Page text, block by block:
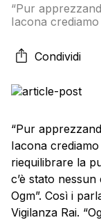
“Pur
Iacona
c’è stato
Ogm”. Così i
autonomia e
Condividi
“Pur
Iacona
riequilibrare la
c’è stato
Ogm”. Così i
Vigilanza Rai.